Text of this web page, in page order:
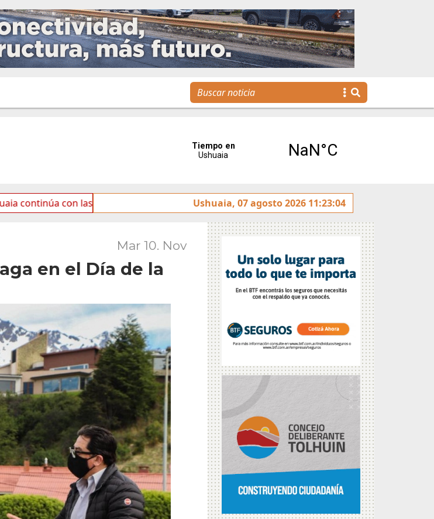
con las tareas de mantenimiento y rotulado sobre la avenida Héroes de Malvinas
Ushuaia, 07 agosto 2026 11:23:04
Mar 10. Nov
en el Día de la